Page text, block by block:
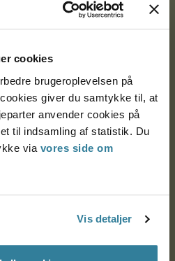
cookies
brugeroplevelsen på
giver du samtykke til, at
anvender cookies på
til indsamling af statistik. Du
via vores side om
Vis detaljer